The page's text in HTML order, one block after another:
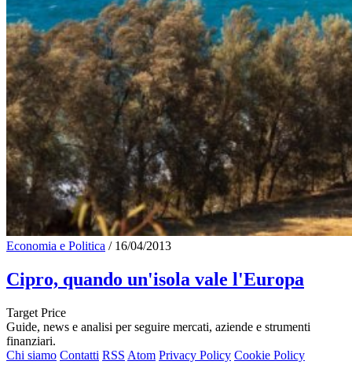
Economia e Politica / 16/04/2013
Cipro, quando un'isola vale l'Europa
Target Price
Guide, news e analisi per seguire mercati, aziende e strumenti
finanziari.
Chi siamo Contatti RSS Atom Privacy Policy Cookie Policy